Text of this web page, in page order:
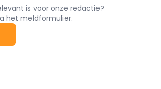
Resource Resilience
nieuwe labgebouw EARTH
is voor onze redactie?
het meldformulier.